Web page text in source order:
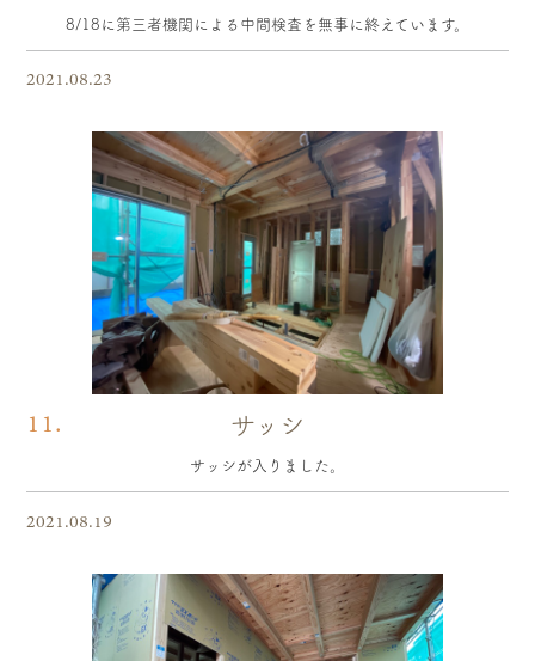
8/18に第三者機関による中間検査を無事に終えています。
2021.08.23
11. サッシ
サッシが入りました。
2021.08.19